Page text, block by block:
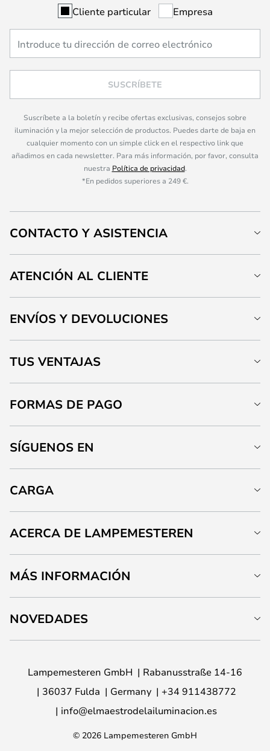
Cliente particular Empresa
SUSCRÍBETE
Suscríbete a la boletín y recibe ofertas exclusivas, consejos sobre
iluminación y la mejor selección de productos. Puedes darte de baja en
cualquier momento con un simple click en el respectivo link que
añadimos en cada newsletter. Para más información, por favor, consulta
nuestra Política de privacidad.
*En pedidos superiores a 249 €.
CONTACTO Y ASISTENCIA
ATENCIÓN AL CLIENTE
ENVÍOS Y DEVOLUCIONES
TUS VENTAJAS
FORMAS DE PAGO
SÍGUENOS EN
CARGA
ACERCA DE LAMPEMESTEREN
MÁS INFORMACIÓN
NOVEDADES
Lampemesteren GmbH
Rabanusstraße 14-16
36037 Fulda
Germany
+34 911438772
info@elmaestrodelailuminacion.es
© 2026 Lampemesteren GmbH